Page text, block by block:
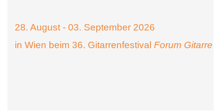
28. August - 03. September 2026
in Wien beim 36. Gitarrenfestival Forum Gitarre